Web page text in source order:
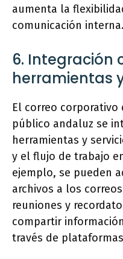
aumenta la
comunicación interna.
6. Integración
herramientas
El correo
público andaluz se
herramientas y
y el flujo de trabajo
ejemplo, se pueden
archivos a los
reuniones y
compartir
través de